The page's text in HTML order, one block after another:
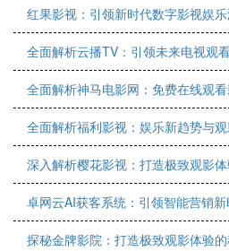
红果影视：引领新时代数字影视娱
全面解析云播TV：引领未来电视观
全面解析神马电影网：免费在线观
全面解析福利影视：娱乐新趋势与
深入解析樱花影视：打造极致观影
卓网云AI获客系统：引领智能营销
探秘金牌影院：打造极致观影体验